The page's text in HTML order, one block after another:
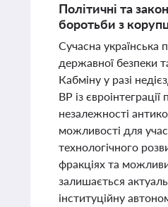
Політичні та
боротьби з
Сучасна українська
державної безпеки
Кабміну у разі
ВР із
незалежності
можливості для
технологічного
фракціях та
залишається
інституційну